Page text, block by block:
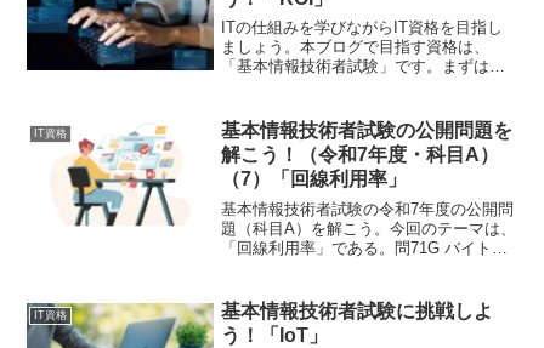
ITの仕組みを学びながらIT資格を目指し
ましょう。本ブログで目指す資格は、
「基本情報技術者試験」です。まずは、
目A試験サンプル問題 「ROI」問50 投
資案件において...
IT資格
基本情報技術者試験の公開問題を
解こう！（令和7年度・科目A）
（7）「回線利用率」
基本情報技術者試験の令和7年度の公開問
題（科目A）を解こう。今回のテーマは、
「回線利用率」である。問71G バイトの
かった。このときの回線利用率はおよそ
何%か。...
IT資格
基本情報技術者試験に挑戦しよ
う！「IoT」